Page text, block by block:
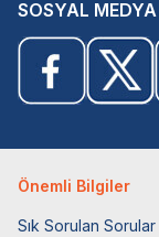
SOSYAL MEDYA
Önemli Bilgiler
Sık Sorulan Sorular